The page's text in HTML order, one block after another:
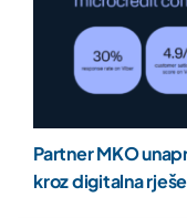
Partner MKO
kroz digitalna